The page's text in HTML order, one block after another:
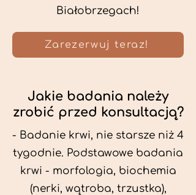
Białobrzegach!
Zarezerwuj teraz!
Jakie badania należy
zrobić przed konsultacją?
- Badanie krwi, nie starsze niż 4
tygodnie. Podstawowe badania
krwi - morfologia, biochemia
(nerki, wątroba, trzustka),